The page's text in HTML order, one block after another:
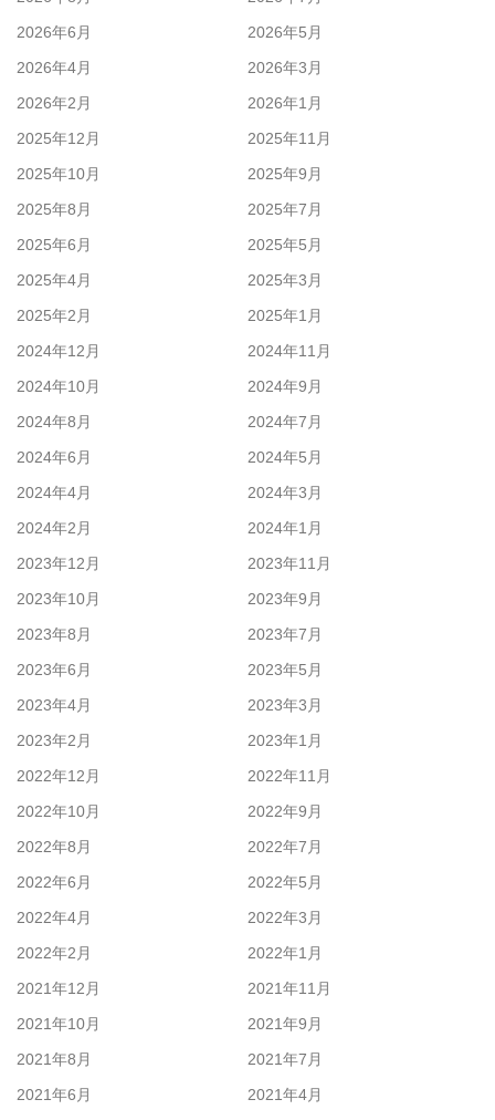
2026年6月
2026年5月
2026年4月
2026年3月
2026年2月
2026年1月
2025年12月
2025年11月
2025年10月
2025年9月
2025年8月
2025年7月
2025年6月
2025年5月
2025年4月
2025年3月
2025年2月
2025年1月
2024年12月
2024年11月
2024年10月
2024年9月
2024年8月
2024年7月
2024年6月
2024年5月
2024年4月
2024年3月
2024年2月
2024年1月
2023年12月
2023年11月
2023年10月
2023年9月
2023年8月
2023年7月
2023年6月
2023年5月
2023年4月
2023年3月
2023年2月
2023年1月
2022年12月
2022年11月
2022年10月
2022年9月
2022年8月
2022年7月
2022年6月
2022年5月
2022年4月
2022年3月
2022年2月
2022年1月
2021年12月
2021年11月
2021年10月
2021年9月
2021年8月
2021年7月
2021年6月
2021年4月